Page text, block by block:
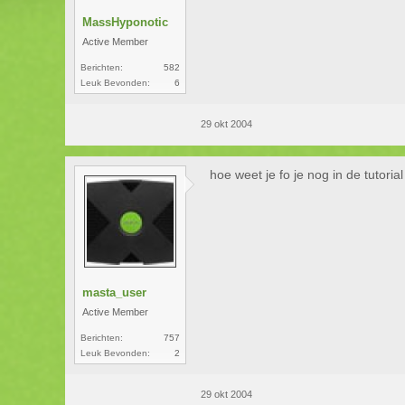
MassHyponotic
Active Member
Berichten:
582
Leuk Bevonden:
6
29 okt 2004
masta_user
Active Member
Berichten:
757
Leuk Bevonden:
2
hoe weet je fo je nog in de
29 okt 2004